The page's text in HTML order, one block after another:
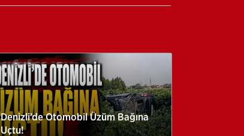
Denizli’de Otomobil Üzüm Bağına
Uçtu!